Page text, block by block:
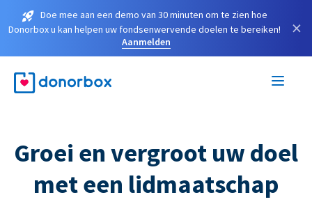
Doe mee aan een demo van 30 minuten om te zien hoe
Donorbox u kan helpen uw fondsenwervende doelen te bereiken!
Aanmelden
×
Groei en vergroot uw doel
met een lidmaatschap